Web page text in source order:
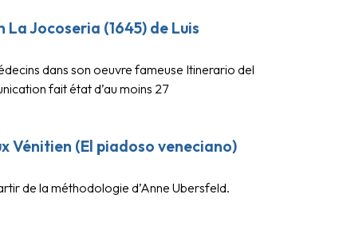
Jocoseria (1645) de Luis
dans son oeuvre fameuse Itinerario del
fait état d’au moins 27
Vénitien (El piadoso veneciano)
de la méthodologie d’Anne Ubersfeld.